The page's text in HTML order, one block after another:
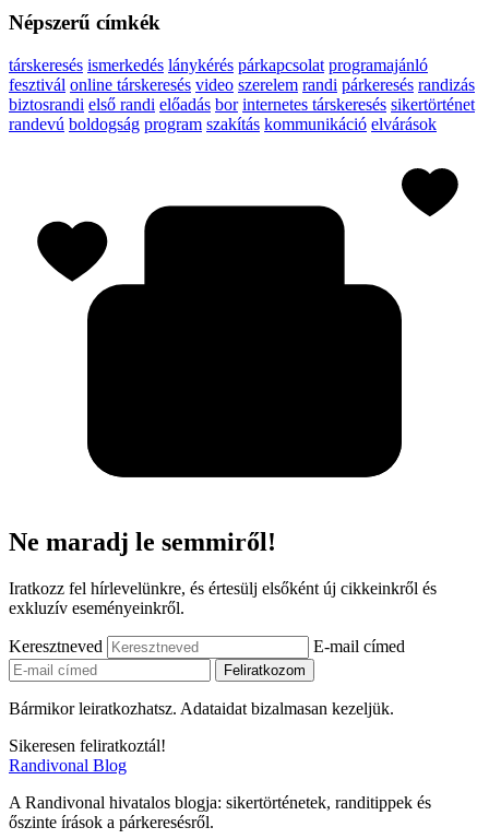
Népszerű címkék
társkeresés ismerkedés lánykérés párkapcsolat programajánló
fesztivál online társkeresés video szerelem randi párkeresés randizás
biztosrandi első randi előadás bor internetes társkeresés sikertörténet
randevú boldogság program szakítás kommunikáció elvárások
Ne maradj le semmiről!
Iratkozz fel hírlevelünkre, és értesülj elsőként új cikkeinkről és
exkluzív eseményeinkről.
Keresztneved E-mail címed
Bármikor leiratkozhatsz. Adataidat bizalmasan kezeljük.
Sikeresen feliratkoztál!
Randivonal Blog
A Randivonal hivatalos blogja: sikertörténetek, randitippek és
őszinte írások a párkeresésről.